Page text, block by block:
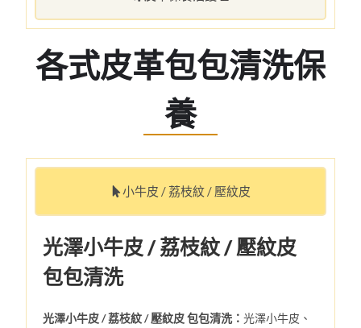
各式皮革包包清洗保
養
小牛皮 / 荔枝紋 / 壓紋皮
光澤小牛皮 / 荔枝紋 / 壓紋皮
包包清洗
光澤小牛皮 / 荔枝紋 / 壓紋皮 包包清洗：光澤小牛皮、